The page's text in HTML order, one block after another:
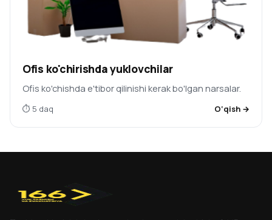
Ofis ko'chirishda yuklovchilar
Ofis ko'chishda e'tibor qilinishi kerak bo'lgan narsalar.
⏱ 5 daq O‘qish →